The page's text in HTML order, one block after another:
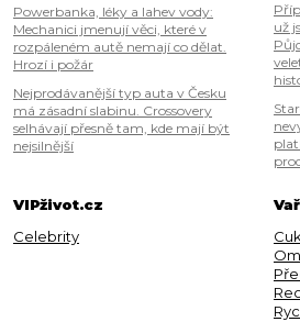
Powerbanka, léky a lahev vody:
Mechanici jmenují věci, které v
rozpáleném autě nemají co dělat.
Hrozí i požár
Nejprodávanější typ auta v Česku
má zásadní slabinu. Crossovery
selhávají přesně tam, kde mají být
nejsilnější
už
VIPživot.cz
Celebrity